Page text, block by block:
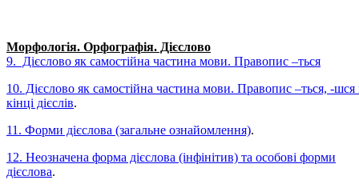
Морфологія. Орфографія. Дієслово
9. Дієслово як самостійна частина мови. Правопис –ться
10. Дієслово як самостійна частина мови. Правопис –ться, -шся
кінці дієслів.
11. Форми дієслова (загальне ознайомлення).
12. Неозначена форма дієслова (інфінітив) та особові форми
дієслова.